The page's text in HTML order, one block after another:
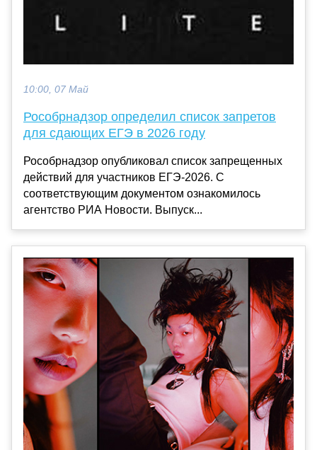
10:00, 07 Май
Рособрнадзор определил список запретов
для сдающих ЕГЭ в 2026 году
Рособрнадзор опубликовал список запрещенных
действий для участников ЕГЭ-2026. С
соответствующим документом ознакомилось
агентство РИА Новости. Выпуск...